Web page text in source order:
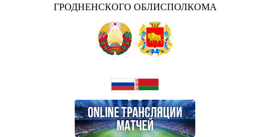
ГРОДНЕНСКОГО ОБЛИСПОЛКОМА